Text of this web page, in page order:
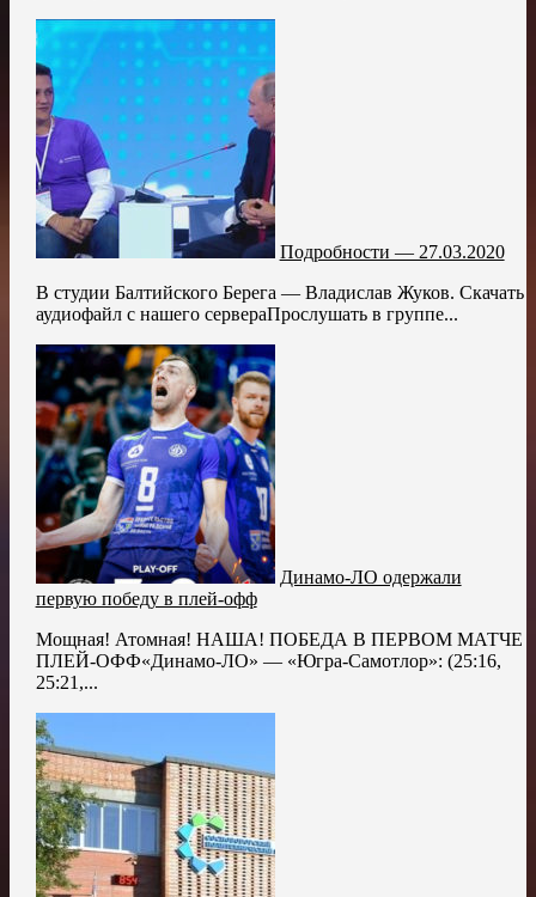
Подробности — 27.03.2020
В студии Балтийского Берега — Владислав Жуков. Скачать
аудиофайл с нашего сервераПрослушать в группе...
Динамо-ЛО одержали
первую победу в плей-офф
Мощная! Атомная! НАША! ПОБЕДА В ПЕРВОМ МАТЧЕ
ПЛЕЙ-ОФФ«Динамо-ЛО» — «Югра-Самотлор»: (25:16,
25:21,...